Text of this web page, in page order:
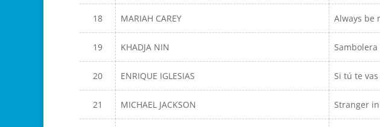
18 MARIAH CAREY Always be
19 KHADJA NIN
20 ENRIQUE IGLESIAS Si tú te vas
21 MICHAEL JACKSON Stranger